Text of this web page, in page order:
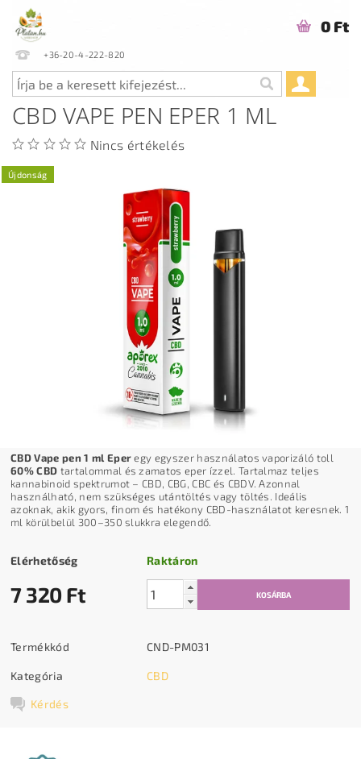
+36-20-4-222-820
0 Ft
CBD VAPE PEN EPER 1 ML
Nincs értékelés
Újdonság
CBD Vape pen 1 ml Eperegy egyszer használatos vaporizáló toll
60% CBD tartalommal és zamatos eper ízzel. Tartalmaz teljes
kannabinoid spektrumot – CBD, CBG, CBC és CBDV. Azonnal
használható, nem szükséges utántöltés vagy töltés. Ideális
azoknak, akik gyors, finom és hatékony CBD-használatot keresnek. 1
ml körülbelül 300–350 slukkra elegendő.
Elérhetőség Raktáron
7 320 Ft
Termékkód CND-PM031
Kategória CBD
Kérdés